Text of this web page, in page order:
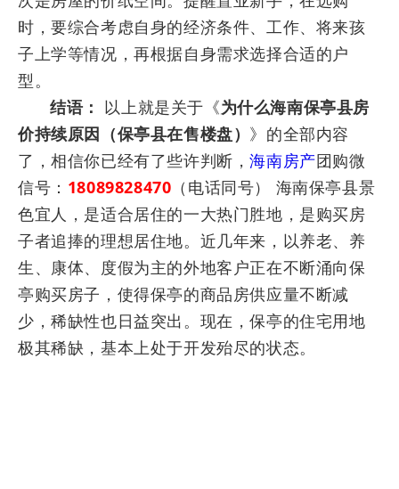
时，要综合考虑自身的经济条件、工作、将来孩
子上学等情况，再根据自身需求选择合适的户
型。
结语： 以上就是关于《为什么海南保亭县房
价持续原因（保亭县在售楼盘） 》的全部内容
了，相信你已经有了些许判断，海南房产团购微
信号： 18089828470 （电话同号） 海南保亭县景
色宜人，是适合居住的一大热门胜地，是购买房
子者追捧的理想居住地。近几年来，以养老、养
生、康体、度假为主的外地客户正在不断涌向保
亭购买房子，使得保亭的商品房供应量不断减
少，稀缺性也日益突出。现在，保亭的住宅用地
极其稀缺，基本上处于开发殆尽的状态。